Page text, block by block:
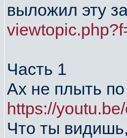
выложил эту
Часть 1
Ах не плыть
https://
Что ты